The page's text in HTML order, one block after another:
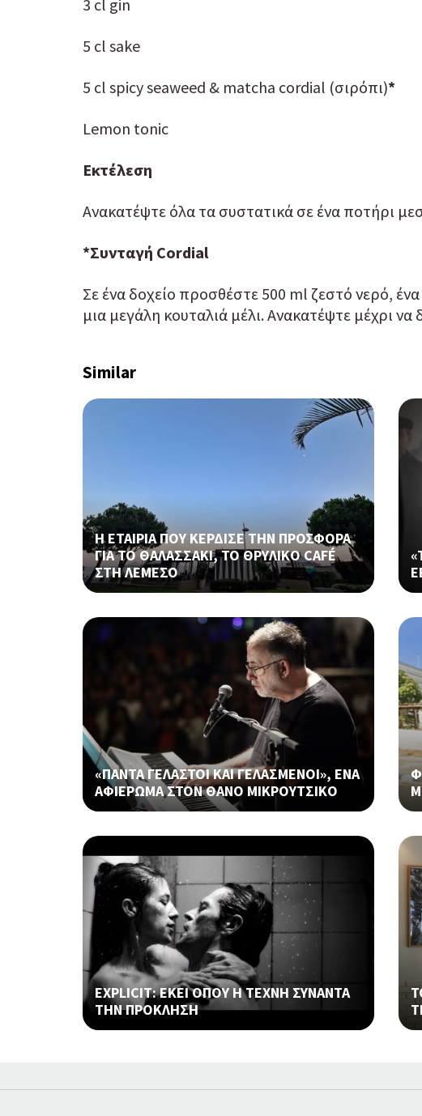
3 cl gin
5 cl sake
5 cl spicy seaweed & matcha cordial (σιρόπι)*
Lemon tonic
Εκτέλεση
Ανακατέψτε όλα τα συστατικά σε ένα ποτήρι
*Συνταγή Cordial
Σε ένα δοχείο προσθέστε 500 ml ζεστό νερό,
μια μεγάλη κουταλιά μέλι. Ανακατέψτε μέχρι να
Similar
Η ΕΤΑΙΡΙΑ ΠΟΥ ΚΕΡΔΙΣΕ ΤΗΝ ΠΡΟΣΦΟΡΑ
ΓΙΑ ΤΟ ΘΑΛΑΣΣΑΚΙ, ΤΟ ΘΡΥΛΙΚΟ CAFÉ
ΣΤΗ ΛΕΜΕΣΟ
«ΠΑΝΤΑ ΓΕΛΑΣΤΟΙ ΚΑΙ ΓΕΛΑΣΜΕΝΟΙ», ΕΝΑ
ΑΦΙΕΡΩΜΑ ΣΤΟΝ ΘΑΝΟ ΜΙΚΡΟΥΤΣΙΚΟ
EXPLICIT: ΕΚΕΙ ΟΠΟΥ Η ΤΕΧΝΗ ΣΥΝΑΝΤΑ
ΤΗΝ ΠΡΟΚΛΗΣΗ